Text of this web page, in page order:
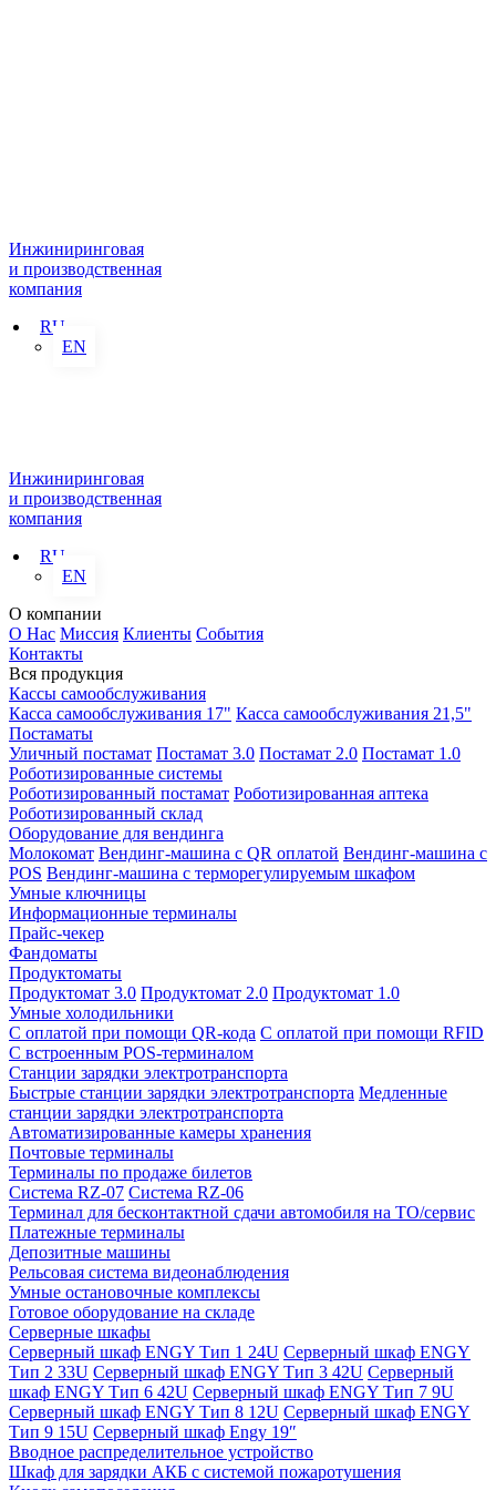
Инжиниринговая
и производственная
компания
RU
EN
Инжиниринговая
и производственная
компания
RU
EN
О компании
О Нас Миссия Клиенты События
Контакты
Вся продукция
Кассы самообслуживания
Касса самообслуживания 17" Касса самообслуживания 21,5"
Постаматы
Уличный постамат Постамат 3.0 Постамат 2.0 Постамат 1.0
Роботизированные системы
Роботизированный постамат Роботизированная аптека
Роботизированный склад
Оборудование для вендинга
Молокомат Вендинг-машина с QR оплатой Вендинг-машина с
POS Вендинг-машина с терморегулируемым шкафом
Умные ключницы
Информационные терминалы
Прайс-чекер
Фандоматы
Продуктоматы
Продуктомат 3.0 Продуктомат 2.0 Продуктомат 1.0
Умные холодильники
С оплатой при помощи QR-кода С оплатой при помощи RFID
С встроенным POS-терминалом
Станции зарядки электротранспорта
Быстрые станции зарядки электротранспорта Медленные
станции зарядки электротранспорта
Автоматизированные камеры хранения
Почтовые терминалы
Терминалы по продаже билетов
Система RZ-07 Система RZ-06
Терминал для бесконтактной сдачи автомобиля на ТО/сервис
Платежные терминалы
Депозитные машины
Рельсовая система видеонаблюдения
Умные остановочные комплексы
Готовое оборудование на складе
Серверные шкафы
Серверный шкаф ENGY Тип 1 24U Серверный шкаф ENGY
Тип 2 33U Серверный шкаф ENGY Тип 3 42U Серверный
шкаф ENGY Тип 6 42U Серверный шкаф ENGY Тип 7 9U
Серверный шкаф ENGY Тип 8 12U Серверный шкаф ENGY
Тип 9 15U Серверный шкаф Engy 19″
Вводное распределительное устройство
Шкаф для зарядки АКБ с системой пожаротушения